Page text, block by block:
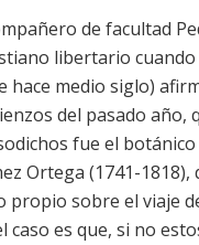
de facultad
libertario cuando
hace medio siglo)
del pasado año,
fue el
Ortega (1741-1818),
propio sobre el viaje
caso es que, si no